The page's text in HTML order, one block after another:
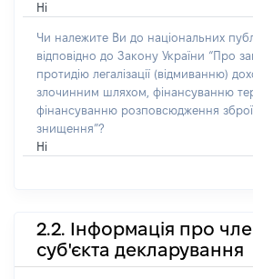
Ні
Чи належите Ви до національних
відповідно до Закону України “Про
протидію легалізації (відмиванню)
злочинним шляхом, фінансуванню
фінансуванню розповсюдження
знищення”?
Ні
2.2. Інформація про
суб'єкта декларування